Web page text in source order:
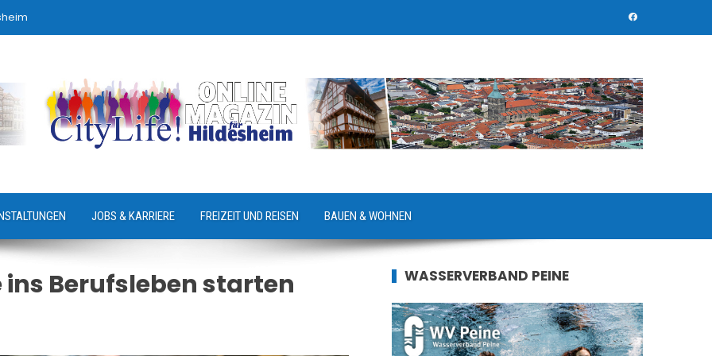
JOBS & KARRIERE FREIZEIT UND REISEN BAUEN & WOHNEN
Berufsleben starten WASSERVERBAND PEINE